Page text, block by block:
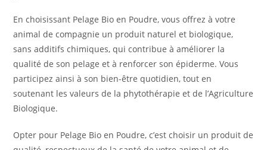
En choisissant Pelage Bio en Poudre, vous offrez à votre
animal de compagnie un produit naturel et biologique,
sans additifs chimiques, qui contribue à améliorer la
qualité de son pelage et à renforcer son épiderme. Vous
participez ainsi à son bien-être quotidien, tout en
soutenant les valeurs de la phytothérapie et de l’Agriculture
Biologique.
Opter pour Pelage Bio en Poudre, c’est choisir un produit de